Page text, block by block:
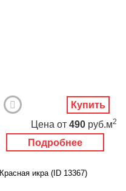
Подробнее
Цена от 490 руб.м2
Купить
Красная икра (ID 13367)